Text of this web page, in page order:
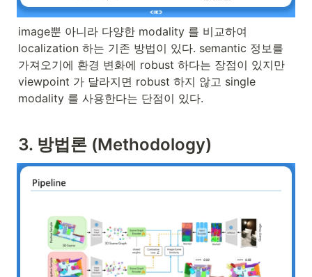
image뿐 아니라 다양한 modality 를 비교하여
localization 하는 기존 방법이 있다. semantic 정보를
가져오기에 환경 변화에 robust 하다는 장점이 있지만
viewpoint 가 달라지면 robust 하지 않고 single
modality 를 사용한다는 단점이 있다.
3. 방법론 (Methodology)